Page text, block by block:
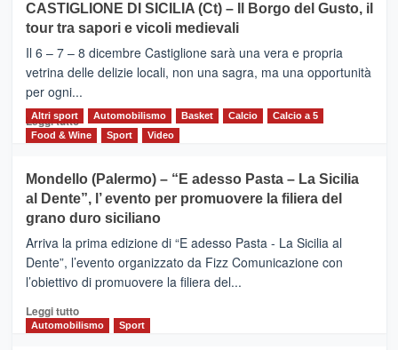
MOIO
ALCANTARA
–
Vivicittà,
alla
scoperta
del
territorio,
e
messaggi
di
CASTIGLIONE DI SICILIA (Ct) – Il Borgo del Gusto, il
tour tra sapori e vicoli medievali
Il 6 – 7 – 8 dicembre Castiglione sarà una vera e propria
vetrina delle delizie locali, non una sagra, ma una opportunità
per ogni...
Leggi tuttoLeggi
di
CASTIGLIONE
DI
SICILIA
(Ct)
–
Il
Borgo
Gusto,
il
Altri sport Automobilismo Basket Calcio
Calcio a 5
Food & Wine
Sport Video
Mondello (Palermo) – “E adesso Pasta – La Sicilia
al Dente”, l’ evento per promuovere la filiera del
grano duro siciliano
Arriva la prima edizione di “E adesso Pasta - La Sicilia al
Dente”, l’evento organizzato da Fizz Comunicazione con
l’obiettivo di promuovere la filiera del...
Leggi tuttoLeggi
di
Automobilismo Sport